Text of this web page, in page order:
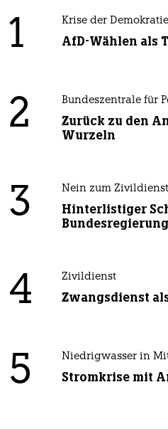
1 Krise der Demokratie
AfD-Wählen als
2 Bundeszentrale für
Zurück zu den
Wurzeln
3 Nein zum Zivildienst
Hinterlistiger
Bundesregierung
4 Zivildienst
Zwangsdienst
5 Niedrigwasser in
Stromkrise mit